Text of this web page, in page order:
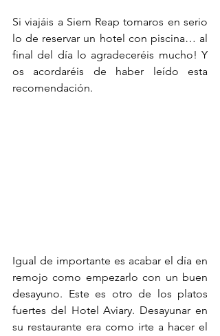
Si viajáis a Siem Reap tomaros en serio
lo de reservar un hotel con piscina… al
final del día lo agradeceréis mucho! Y
os acordaréis de haber leído esta
recomendación.
Igual de importante es acabar el día en
remojo como empezarlo con un buen
desayuno. Este es otro de los platos
fuertes del Hotel Aviary. Desayunar en
su restaurante era como irte a hacer el